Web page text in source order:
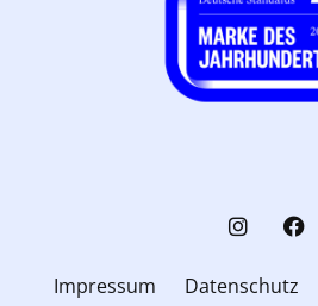
Impressum Datenschutz